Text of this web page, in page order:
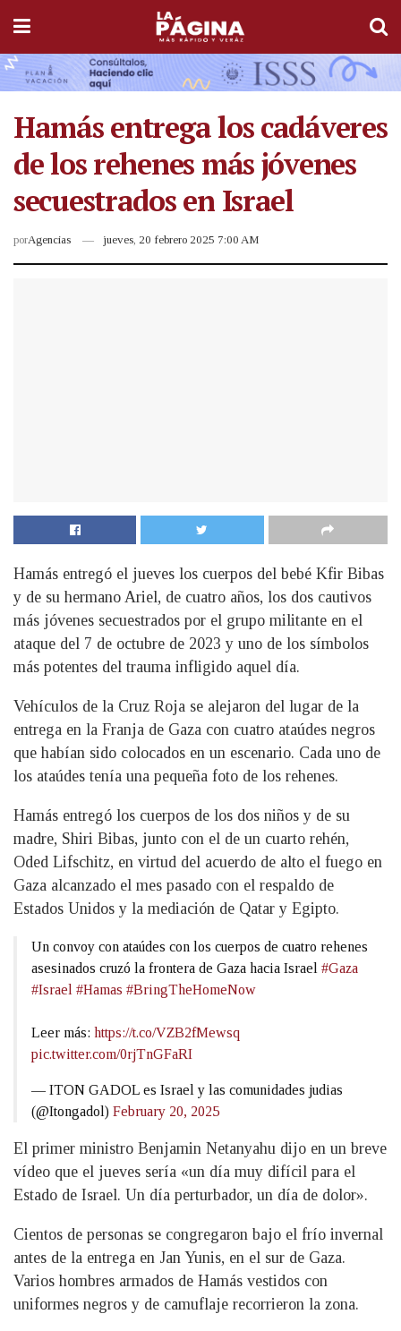
Hamás entrega los cadáveres
de los rehenes más jóvenes
secuestrados en Israel
porAgencias jueves, 20 febrero 2025 7:00 AM
Hamás entregó el jueves los cuerpos del bebé Kfir Bibas
y de su hermano Ariel, de cuatro años, los dos cautivos
más jóvenes secuestrados por el grupo militante en el
ataque del 7 de octubre de 2023 y uno de los símbolos
más potentes del trauma infligido aquel día.
Vehículos de la Cruz Roja se alejaron del lugar de la
entrega en la Franja de Gaza con cuatro ataúdes negros
que habían sido colocados en un escenario. Cada uno de
los ataúdes tenía una pequeña foto de los rehenes.
Hamás entregó los cuerpos de los dos niños y de su
madre, Shiri Bibas, junto con el de un cuarto rehén,
Oded Lifschitz, en virtud del acuerdo de alto el fuego en
Gaza alcanzado el mes pasado con el respaldo de
Estados Unidos y la mediación de Qatar y Egipto.
Un convoy con ataúdes con los cuerpos de cuatro rehenes
asesinados cruzó la frontera de Gaza hacia Israel #Gaza
#Israel #Hamas #BringTheHomeNow
Leer más: https://t.co/VZB2fMewsq
pic.twitter.com/0rjTnGFaRI
— ITON GADOL es Israel y las comunidades judias
(@Itongadol) February 20, 2025
El primer ministro Benjamin Netanyahu dijo en un breve
vídeo que el jueves sería «un día muy difícil para el
Estado de Israel. Un día perturbador, un día de dolor».
Cientos de personas se congregaron bajo el frío invernal
antes de la entrega en Jan Yunis, en el sur de Gaza.
Varios hombres armados de Hamás vestidos con
uniformes negros y de camuflaje recorrieron la zona.